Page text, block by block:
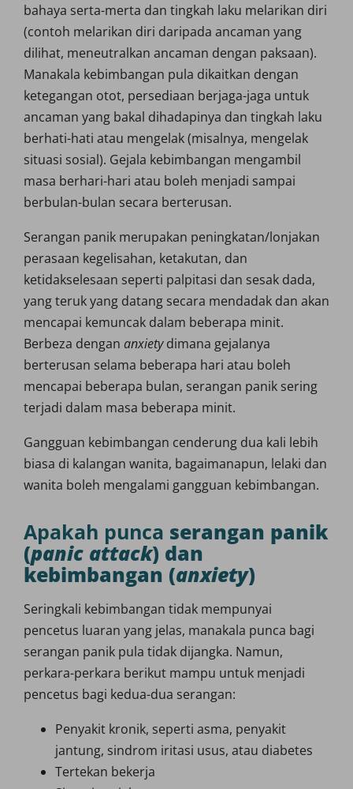
bahaya serta-merta dan tingkah laku melarikan diri
(contoh melarikan diri daripada ancaman yang
dilihat, meneutralkan ancaman dengan paksaan).
Manakala kebimbangan pula dikaitkan dengan
ketegangan otot, persediaan berjaga-jaga untuk
ancaman yang bakal dihadapinya dan tingkah laku
berhati-hati atau mengelak (misalnya, mengelak
situasi sosial). Gejala kebimbangan mengambil
masa berhari-hari atau boleh menjadi sampai
berbulan-bulan secara berterusan.
Serangan panik merupakan peningkatan/lonjakan
perasaan kegelisahan, ketakutan, dan
ketidakselesaan seperti palpitasi dan sesak dada,
yang teruk yang datang secara mendadak dan akan
mencapai kemuncak dalam beberapa minit.
Berbeza dengan anxietydimana gejalanya
berterusan selama beberapa hari atau boleh
mencapai beberapa bulan, serangan panik sering
terjadi dalam masa beberapa minit.
Gangguan kebimbangan cenderung dua kali lebih
biasa di kalangan wanita, bagaimanapun, lelaki dan
wanita boleh mengalami gangguan kebimbangan.
Apakah punca serangan panik
(panic attack) dan
kebimbangan (anxiety)
Seringkali kebimbangan tidak mempunyai
pencetus luaran yang jelas, manakala punca bagi
serangan panik pula tidak dijangka. Namun,
perkara-perkara berikut mampu untuk menjadi
pencetus bagi kedua-dua serangan:
Penyakit kronik, seperti asma, penyakit
jantung, sindrom iritasi usus, atau diabetes
Tertekan bekerja